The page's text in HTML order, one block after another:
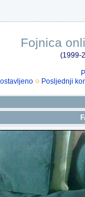
Fojnica
(1999-
Posljednji